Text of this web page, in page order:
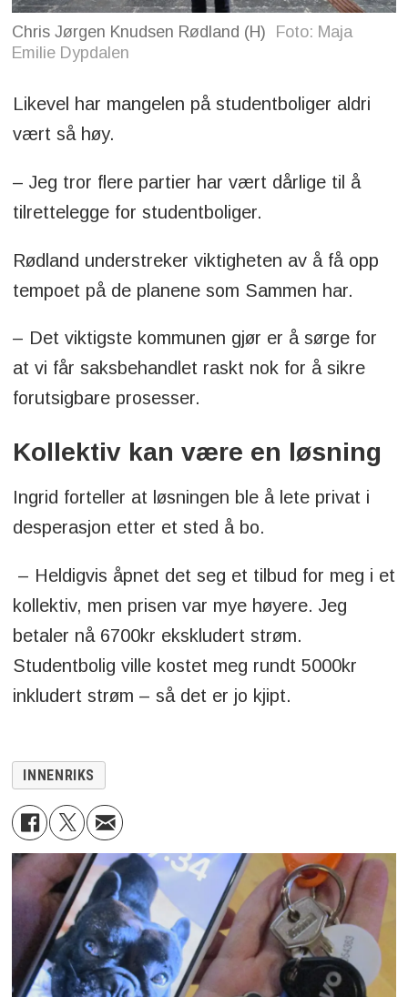
Chris Jørgen Knudsen Rødland (H)
Foto: Maja
Emilie Dypdalen
Likevel har mangelen på studentboliger aldri
vært så høy.
– Jeg tror flere partier har vært dårlige til å
tilrettelegge for studentboliger.
Rødland understreker viktigheten av å få opp
tempoet på de planene som Sammen har.
– Det viktigste kommunen gjør er å sørge for
at vi får saksbehandlet raskt nok for å sikre
forutsigbare prosesser.
Kollektiv kan være en løsning
Ingrid forteller at løsningen ble å lete privat i
desperasjon etter et sted å bo.
– Heldigvis åpnet det seg et tilbud for meg i et
kollektiv, men prisen var mye høyere. Jeg
betaler nå 6700kr ekskludert strøm.
Studentbolig ville kostet meg rundt 5000kr
inkludert strøm – så det er jo kjipt.
INNENRIKS